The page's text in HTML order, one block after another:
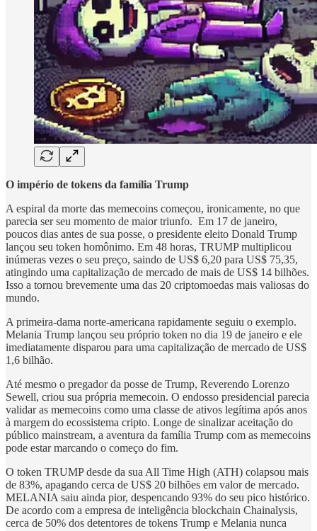
O império de tokens da família Trump
A espiral da morte das memecoins começou, ironicamente, no que
parecia ser seu momento de maior triunfo. Em 17 de janeiro,
poucos dias antes de sua posse, o presidente eleito Donald Trump
lançou seu token homônimo. Em 48 horas, TRUMP multiplicou
inúmeras vezes o seu preço, saindo de US$ 6,20 para US$ 75,35,
atingindo uma capitalização de mercado de mais de US$ 14 bilhões.
Isso a tornou brevemente uma das 20 criptomoedas mais valiosas do
mundo.
A primeira-dama norte-americana rapidamente seguiu o exemplo.
Melania Trump lançou seu próprio token no dia 19 de janeiro e ele
imediatamente disparou para uma capitalização de mercado de US$
1,6 bilhão.
Até mesmo o pregador da posse de Trump, Reverendo Lorenzo
Sewell, criou sua própria memecoin. O endosso presidencial parecia
validar as memecoins como uma classe de ativos legítima após anos
à margem do ecossistema cripto. Longe de sinalizar aceitação do
público mainstream, a aventura da família Trump com as memecoins
pode estar marcando o começo do fim.
O token TRUMP desde da sua All Time High (ATH) colapsou mais
de 83%, apagando cerca de US$ 20 bilhões em valor de mercado.
MELANIA saiu ainda pior, despencando 93% do seu pico histórico.
De acordo com a empresa de inteligência blockchain Chainalysis,
cerca de 50% dos detentores de tokens Trump e Melania nunca